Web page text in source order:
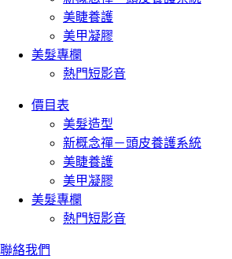
美睫養護
美甲凝膠
美髮專欄
熱門短影音
價目表
美髮造型
新概念禪－頭皮養護系統
美睫養護
美甲凝膠
美髮專欄
熱門短影音
聯絡我們